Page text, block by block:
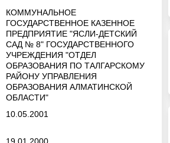
КОММУНАЛЬНОЕ
ГОСУДАРСТВЕННОЕ КАЗЕННОЕ
ПРЕДПРИЯТИЕ "ЯСЛИ-ДЕТСКИЙ
САД № 8" ГОСУДАРСТВЕННОГО
УЧРЕЖДЕНИЯ "ОТДЕЛ
ОБРАЗОВАНИЯ ПО ТАЛГАРСКОМУ
РАЙОНУ УПРАВЛЕНИЯ
ОБРАЗОВАНИЯ АЛМАТИНСКОЙ
ОБЛАСТИ"
10.05.2001